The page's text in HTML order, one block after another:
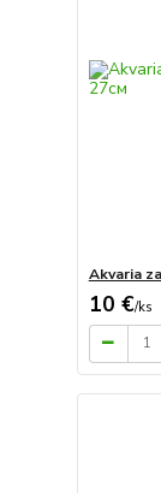
Akvaria
10 €/ks